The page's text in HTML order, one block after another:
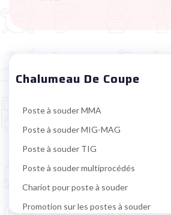
Chalumeau De Coupe
Poste à souder MMA
Poste à souder MIG-MAG
Poste à souder TIG
Poste à souder multiprocédés
Chariot pour poste à souder
Promotion sur les postes à souder